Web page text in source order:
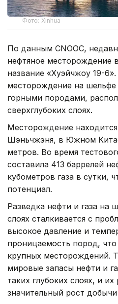
Фото: Xinhua
По данным CNOOC,
нефтяное месторождение
название «Хуэйчжоу 19-
месторождение на
горными породами,
сверхглубоких слоях.
Месторождение
Шэньчжэня, в Южном
метров. Во время
составила 413 баррелей
кубометров газа в сутки,
потенциал.
Разведка нефти и газа на
слоях сталкивается с
высокое давление и
проницаемость пород,
крупных месторождений.
мировые запасы нефти и
таких глубоких слоях, и
значительный рост